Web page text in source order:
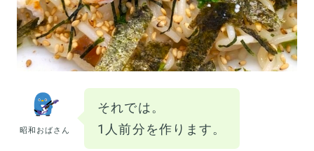
昭和おばさん
それでは。
1人前分を作ります。